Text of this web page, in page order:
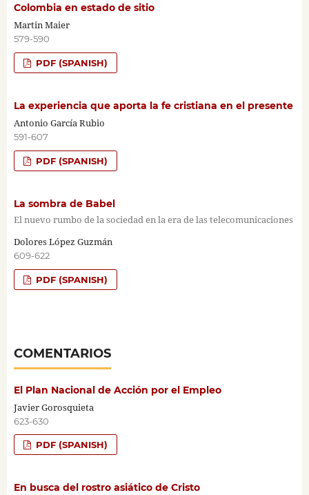
Colombia en estado de sitio
Martin Maier
579-590
PDF (SPANISH)
La experiencia que aporta la fe cristiana en el presente
Antonio García Rubio
591-607
PDF (SPANISH)
La sombra de Babel
El nuevo rumbo de la sociedad en la era de las telecomunicaciones
Dolores López Guzmán
609-622
PDF (SPANISH)
COMENTARIOS
El Plan Nacional de Acción por el Empleo
Javier Gorosquieta
623-630
PDF (SPANISH)
En busca del rostro asiático de Cristo